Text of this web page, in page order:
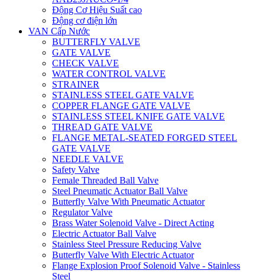
Động Cơ Hiệu Suất cao
Động cơ điện lớn
VAN Cấp Nước
BUTTERFLY VALVE
GATE VALVE
CHECK VALVE
WATER CONTROL VALVE
STRAINER
STAINLESS STEEL GATE VALVE
COPPER FLANGE GATE VALVE
STAINLESS STEEL KNIFE GATE VALVE
THREAD GATE VALVE
FLANGE METAL-SEATED FORGED STEEL
GATE VALVE
NEEDLE VALVE
Safety Valve
Female Threaded Ball Valve
Steel Pneumatic Actuator Ball Valve
Butterfly Valve With Pneumatic Actuator
Regulator Valve
Brass Water Solenoid Valve - Direct Acting
Electric Actuator Ball Valve
Stainless Steel Pressure Reducing Valve
Butterfly Valve With Electric Actuator
Flange Explosion Proof Solenoid Valve - Stainless
Steel